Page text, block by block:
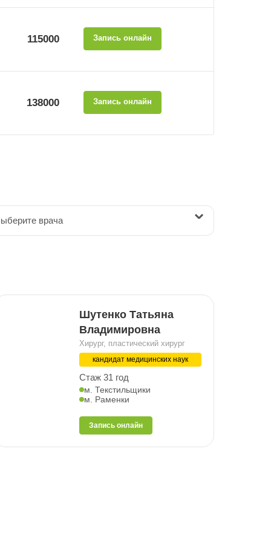
115000 Запись онлайн
138000 Запись онлайн
врача
Шутенко Татьяна
Владимировна
Хирург, пластический хирург
кандидат медицинских наук
Стаж 31 год
м. Текстильщики
м. Раменки
Запись онлайн